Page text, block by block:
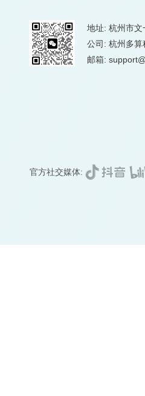
地址: 杭州市
公司: 杭州多
邮箱:
官方社交媒体: